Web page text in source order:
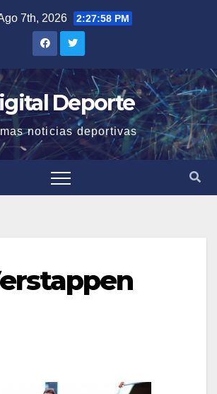
7th, 2026 2:27:58 PM
Deporte
noticias deportivas